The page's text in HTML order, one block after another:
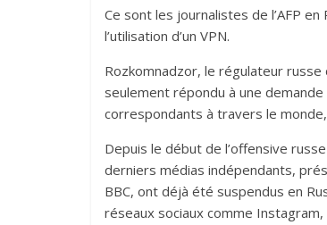
Ce sont les journalistes de l’AFP
l’utilisation d’un VPN.
Rozkomnadzor, le régulateur russe
seulement répondu à une
correspondants à travers le
Depuis le début de l’offensive
derniers médias indépendants,
BBC, ont déjà été suspendus en
réseaux sociaux comme